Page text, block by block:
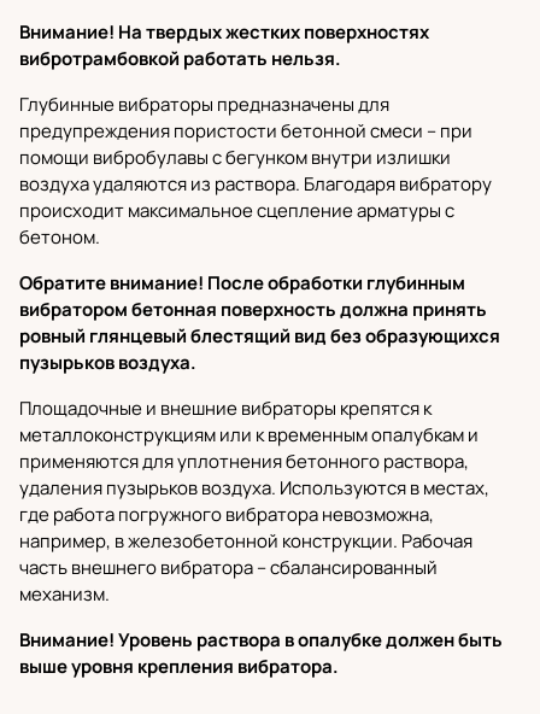
Внимание! На твердых жестких поверхностях
вибротрамбовкой работать нельзя.
Глубинные вибраторы предназначены для
предупреждения пористости бетонной смеси – при
помощи вибробулавы с бегунком внутри излишки
воздуха удаляются из раствора. Благодаря вибратору
происходит максимальное сцепление арматуры с
бетоном.
Обратите внимание! После обработки глубинным
вибратором бетонная поверхность должна принять
ровный глянцевый блестящий вид без образующихся
пузырьков воздуха.
Площадочные и внешние вибраторы крепятся к
металлоконструкциям или к временным опалубкам и
применяются для уплотнения бетонного раствора,
удаления пузырьков воздуха. Используются в местах,
где работа погружного вибратора невозможна,
например, в железобетонной конструкции. Рабочая
часть внешнего вибратора – сбалансированный
механизм.
Внимание! Уровень раствора в опалубке должен быть
выше уровня крепления вибратора.